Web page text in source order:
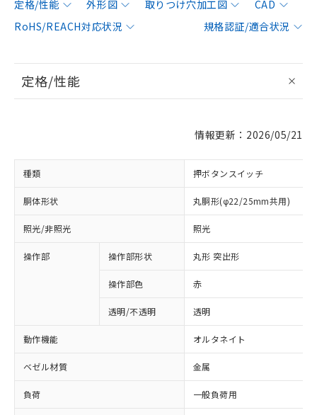
定格/性能 外形図 取りつけ穴加工図
CAD
RoHS/REACH対応状況
規格認証/適合状況
定格/性能
情報更新：2026/05/21
種類 押ボタンスイッチ
胴体形状 丸胴形(φ22/25mm共用)
照光/非照光 照光
操作部 操作部形状 丸形 突出形
操作部色 赤
透明/不透明 透明
動作機能 オルタネイト
ベゼル材質 金属
負荷 一般負荷用